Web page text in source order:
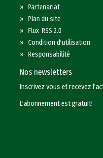
»Partenariat
»Plan du site
»Flux RSS 2.0
»Condition d'utilisation
»Responsabilité
Nos newsletters
Inscrivez vous et recevez
L'abonnement est gratuit!